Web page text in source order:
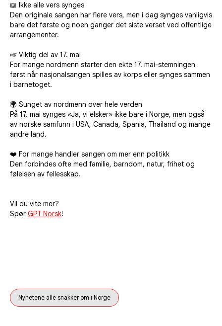
📖 Ikke alle vers synges
Den originale sangen har flere vers, men i dag synges vanligvis
bare det første og noen ganger det siste verset ved offentlige
arrangementer.
🎺 Viktig del av 17. mai
For mange nordmenn starter den ekte 17. mai-stemningen
først når nasjonalsangen spilles av korps eller synges sammen
i barnetoget.
🌍 Sunget av nordmenn over hele verden
På 17. mai synges «Ja, vi elsker» ikke bare i Norge, men også
av norske samfunn i USA, Canada, Spania, Thailand og mange
andre land.
❤️ For mange handler sangen om mer enn politikk
Den forbindes ofte med familie, barndom, natur, frihet og
følelsen av fellesskap.
Vil du vite mer?
Spør GPT Norsk!
Nyhetene alle snakker om i Norge